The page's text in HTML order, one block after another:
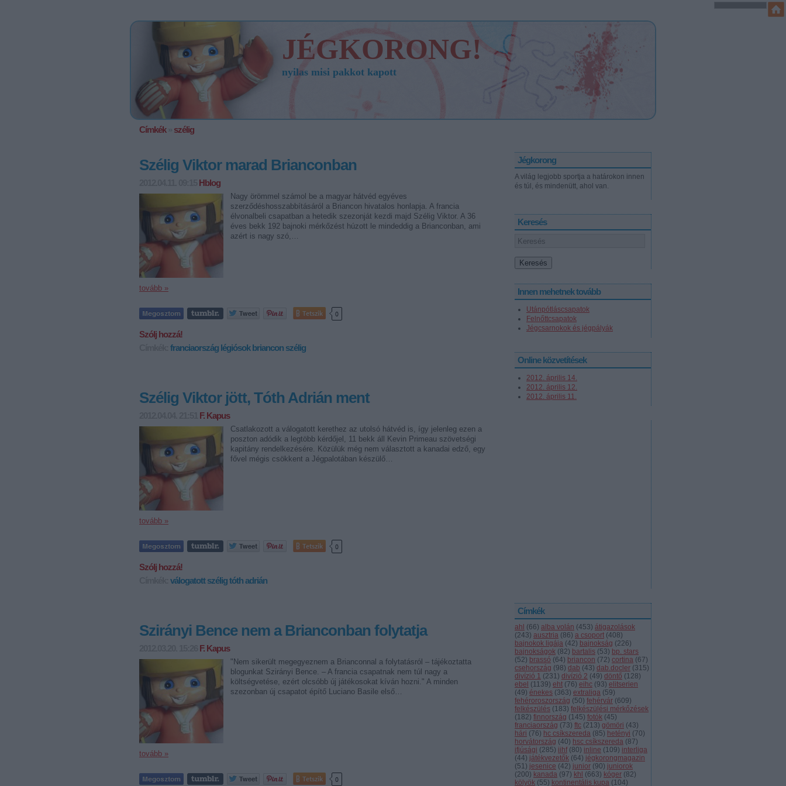
JÉGKORONG!
nyilas misi pakkot kapott
Jégkorong
A világ legjobb sportja a határokon innen
és túl, és mindenütt, ahol van.
Keresés
Innen mehetnek tovább
Utánpótláscsapatok
Felnőttcsapatok
Jégcsarnokok és jégpályák
Online közvetítések
2012. április 14.
2012. április 12.
2012. április 11.
Címkék
ahl (66) alba volán (453) átigazolások
(243) ausztria (86) a csoport (408)
bajnokok ligája (42) bajnokság (226)
bajnokságok (82) bartalis (53) bp. stars
(52) brassó (64) briancon (72) cortina (67)
csehország (98) dab (43) dab.docler (315)
divízió 1 (231) divízió 2 (49) döntő (128)
ebel (1139) eht (76) eihc (93) elitserien
(49) énekes (363) extraliga (59)
fehéroroszország (50) fehérvár (609)
felkészülés (183) felkészülési mérkőzések
(182) finnország (145) fotók (45)
franciaország (73) ftc (213) gömöri (43)
hári (76) hc csíkszereda (85) hetényi (70)
horvátország (40) hsc csíkszereda (87)
ifjúsági (285) iihf (80) inline (109) interliga
(44) játékvezetők (64) jégkorongmagazin
(51) jesenice (42) junior (90) juniorok
(200) kanada (97) khl (663) kóger (82)
kölyök (55) kontinentális kupa (104)
Címkék» szélig
Szélig Viktor marad Brianconban
Hblog
Nagy örömmel számol be a magyar hátvéd egyéves
szerződéshosszabbításáról a Briancon hivatalos honlapja. A francia
élvonalbeli csapatban a hetedik szezonját kezdi majd Szélig Viktor. A 36
éves bekk 192 bajnoki mérkőzést húzott le mindeddig a Brianconban, ami
azért is nagy szó,…
tovább »
Tetszik 0
Szólj hozzá!
franciaország légiósok briancon szélig
Szélig Viktor jött, Tóth Adrián ment
F. Kapus
Csatlakozott a válogatott kerethez az utolsó hátvéd is, így jelenleg ezen a
poszton adódik a legtöbb kérdőjel, 11 bekk áll Kevin Primeau szövetségi
kapitány rendelkezésére. Közülük még nem választott a kanadai edző, egy
fővel mégis csökkent a Jégpalotában készülő…
tovább »
Tetszik 0
Szólj hozzá!
válogatott széligtóth adrián
Szirányi Bence nem a Brianconban folytatja
F. Kapus
"Nem sikerült megegyeznem a Brianconnal a folytatásról – tájékoztatta
blogunkat Szirányi Bence. – A francia csapatnak nem túl nagy a
költségvetése, ezért olcsóbb új játékosokat kíván hozni." A minden
szezonban új csapatot építő Luciano Basile első…
tovább »
Tetszik 0